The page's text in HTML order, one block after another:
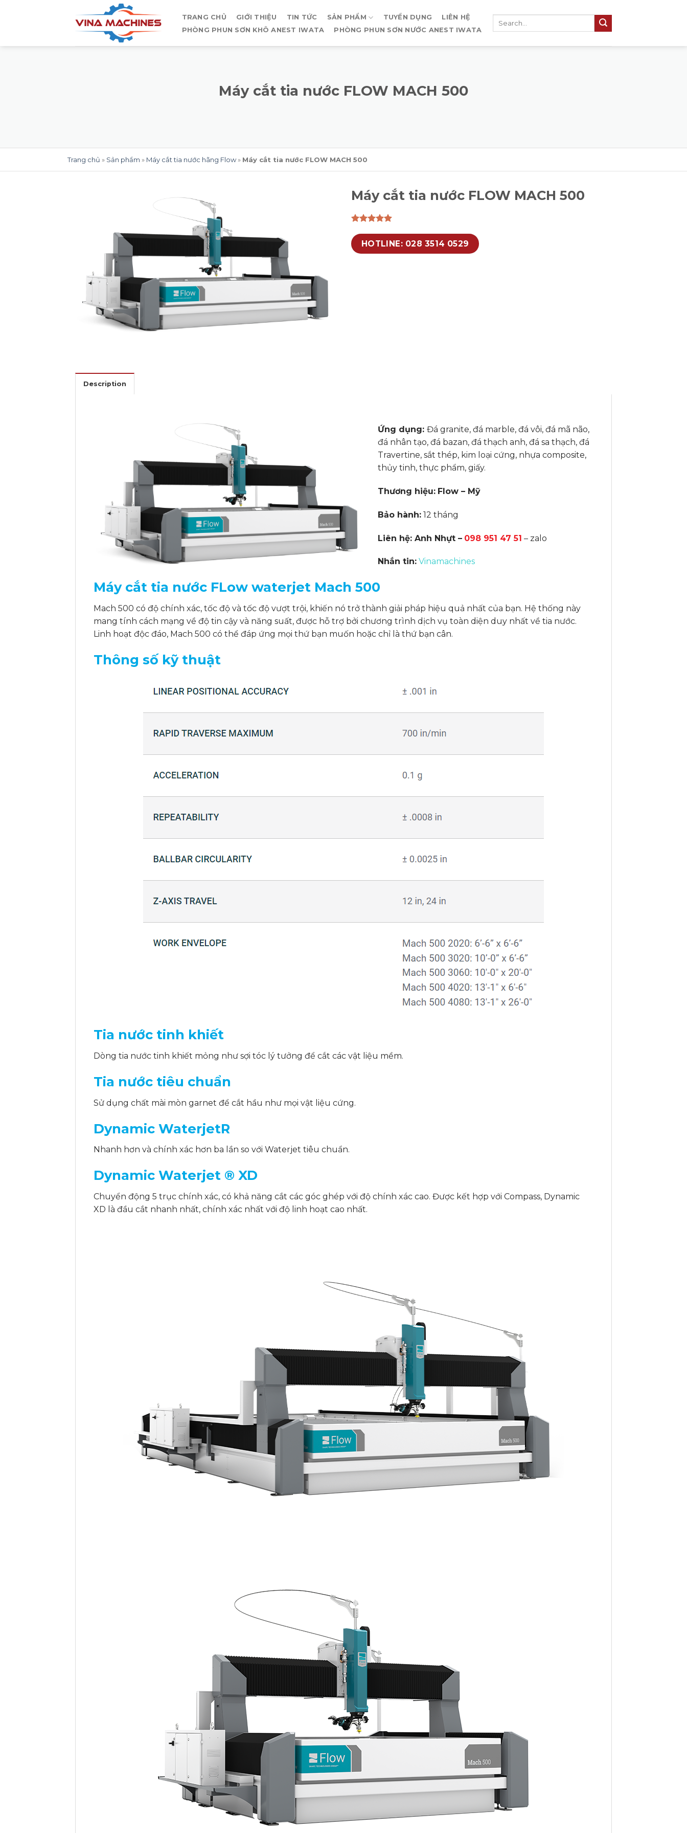
TRANG CHỦ GIỚI THIỆU TIN TỨC SẢN PHẨM TUYỂN DỤNG
LIÊN HỆ
PHÒNG PHUN SƠN KHÔ ANEST IWATA
PHÒNG PHUN SƠN NƯỚC ANEST IWATA
Máy cắt tia nước FLOW MACH 500
Trang chủ » Sản phẩm » Máy cắt tia nước hãng Flow» Máy cắt tia nước FLOW MACH 500
Máy cắt tia nước FLOW MACH 500
HOTLINE: 028 3514 0529
Description
Ứng dụng: Đá granite, đá marble, đá vôi, đá mã não,
đá nhân tạo, đá bazan, đá thạch anh, đá sa thạch, đá
Travertine, sắt thép, kim loại cứng, nhựa composite,
thủy tinh, thực phẩm, giấy.
Thương hiệu: Flow – Mỹ
Bảo hành: 12 tháng
Liên hệ: Anh Nhựt – 098 951 47 51 – zalo
Nhắn tin: Vinamachines
Máy cắt tia nước FLow waterjet Mach 500
Mach 500 có độ chính xác, tốc độ và tốc độ vượt trội, khiến nó trở thành giải pháp hiệu quả nhất của bạn. Hệ thống này
mang tính cách mạng về độ tin cậy và năng suất, được hỗ trợ bởi chương trình dịch vụ toàn diện duy nhất về tia nước.
Linh hoạt độc đáo, Mach 500 có thể đáp ứng mọi thứ bạn muốn hoặc chỉ là thứ bạn cân.
Thông số kỹ thuật
Tia nước tinh khiết
Dòng tia nước tinh khiết mỏng như sợi tóc lý tưởng để cắt các vật liệu mềm.
Tia nước tiêu chuẩn
Sử dụng chất mài mòn garnet để cắt hầu như mọi vật liệu cứng.
Dynamic WaterjetR
Nhanh hơn và chính xác hơn ba lần so với Waterjet tiêu chuẩn.
Dynamic Waterjet ® XD
Chuyển động 5 trục chính xác, có khả năng cắt các góc ghép với độ chính xác cao. Được kết hợp với Compass, Dynamic
XD là đầu cắt nhanh nhất, chính xác nhất với độ linh hoạt cao nhất.